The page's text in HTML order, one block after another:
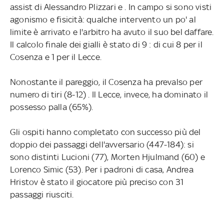
assist di Alessandro Plizzari e . In campo si sono visti
agonismo e fisicità: qualche intervento un po' al
limite è arrivato e l'arbitro ha avuto il suo bel daffare.
Il calcolo finale dei gialli è stato di 9 : di cui 8 per il
Cosenza e 1 per il Lecce.
Nonostante il pareggio, il Cosenza ha prevalso per
numero di tiri (8-12) . Il Lecce, invece, ha dominato il
possesso palla (65%).
Gli ospiti hanno completato con successo più del
doppio dei passaggi dell'avversario (447-184): si
sono distinti Lucioni (77), Morten Hjulmand (60) e
Lorenco Simic (53). Per i padroni di casa, Andrea
Hristov è stato il giocatore più preciso con 31
passaggi riusciti.